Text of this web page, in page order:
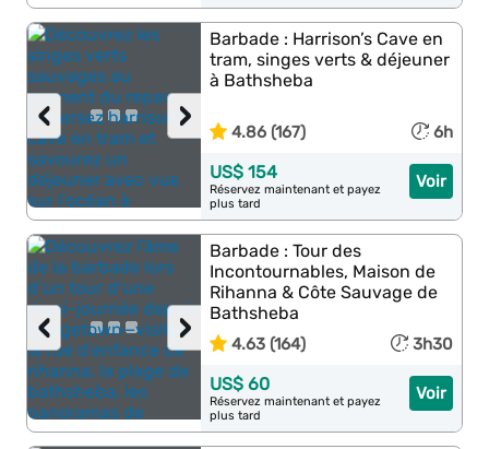
›
‹
Barbade : Harrison’s Cave en
tram, singes verts & déjeuner
à Bathsheba
4.86 (167) 6h
Voir
US$ 154
Réservez maintenant et payez
plus tard
›
‹
Barbade : Tour des
Incontournables, Maison de
Rihanna & Côte Sauvage de
Bathsheba
4.63 (164) 3h30
Voir
US$ 60
Réservez maintenant et payez
plus tard